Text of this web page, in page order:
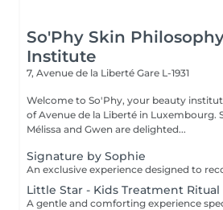
So'Phy Skin
Institute
7, Avenue de la Liberté Gare L-1931
Welcome to So'Phy, your beauty
of Avenue de la Liberté in Luxembourg. Sophie, Clémence,
Mélissa and Gwen are delighted...
Signature by Sophie
Little Star - Kids Treatment Ritual